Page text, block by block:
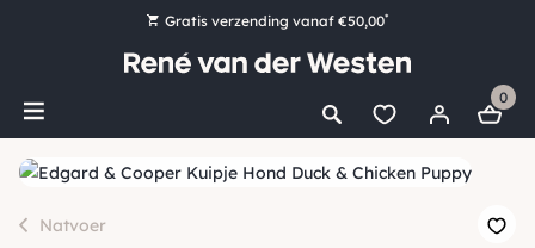
Gratis verzending vanaf €50,00*
Bestel nu, betaal later met Klarna
Ruim 16.000 artikelen op voorraad
0
Natvoer